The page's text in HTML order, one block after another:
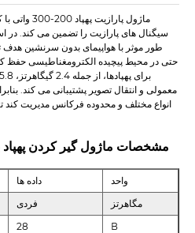
ماژول
سیگنال های پارازیت را تضمین می کند. در
طور موثر با هواپیمای بدون سرنشین هدف
حتی در محیط پیچیده الکترومغناطیسی حفظ
معمولی و انتقال تصویر پشتیبانی می کند.
انواع مختلف و محدوده فرکانس مدیریت کند
مشخصات ماژول گیر کردن پهپاد با کارایی
داده ها
واحد
فردی
مگاهرتز
28
В